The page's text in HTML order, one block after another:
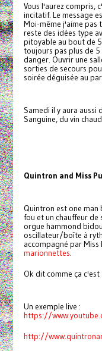
Vous l'aurez compris,
incitatif. Le message
Moi-même j'aime pas
reste des idées type
pitoyable au bout de
toujours pas plus de
danger. Ouvrir une
sorties de secours
soirée déguisée au
Samedi il y aura aussi
Sanguine, du vin
Quintron and Miss
Quintron est one man
fou et un chauffeur de
orgue hammond
oscillateur/boîte à
accompagné par Miss
marionnettes.
Ok dit comme ça c'est
Un exemple live :
https://
http://